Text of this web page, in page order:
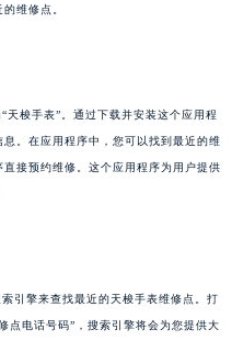
维修点。
天梭手表”。通过下载并安装这个应用程
。在应用程序中，您可以找到最近的维
接预约维修。这个应用程序为用户提供
引擎来查找最近的天梭手表维修点。打
点电话号码”，搜索引擎将会为您提供大